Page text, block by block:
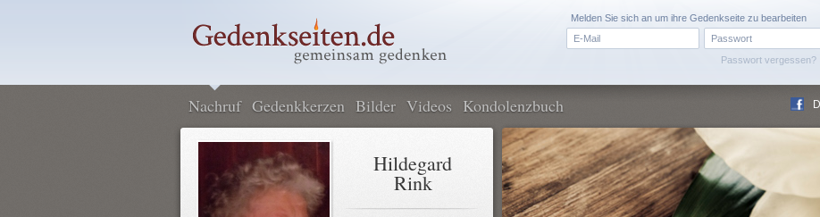
Passwort vergessen?
Melden Sie sich an um ihre Gedenkseite zu bearbeiten
Nachruf Gedenkkerzen Bilder Videos Kondolenzbuch
Hildegard
Rink